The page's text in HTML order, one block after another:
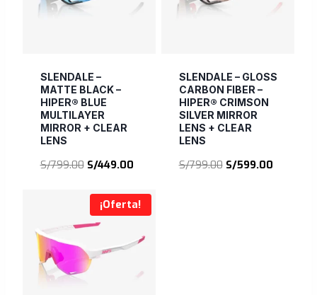
SLENDALE –
MATTE BLACK –
HIPER® BLUE
MULTILAYER
MIRROR + CLEAR
LENS
S/799.00 El
original
era:
S/799.00.
S/449.00El
actual
es:
SLENDALE – GLOSS
CARBON FIBER –
HIPER® CRIMSON
SILVER MIRROR
LENS + CLEAR
LENS
S/799.00 El
S/599.00El
¡Oferta!